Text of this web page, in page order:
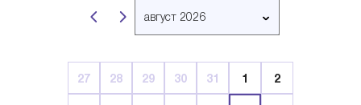
август 2026
май 2026
27 28 29 30 31 1 2